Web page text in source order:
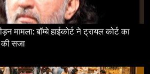
मामला: बॉम्बे हाईकोर्ट ने ट्रायल कोर्ट का
साल की सजा